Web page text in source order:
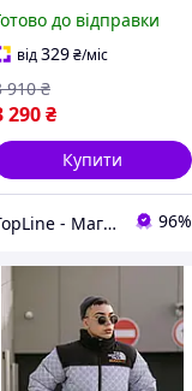
світло-сіра
Колумбія, Пухова
дуже тепла
до відправки
від329₴/міс
290₴
910 ₴
Купити
TopLine - Магазин крутих товарів 96%